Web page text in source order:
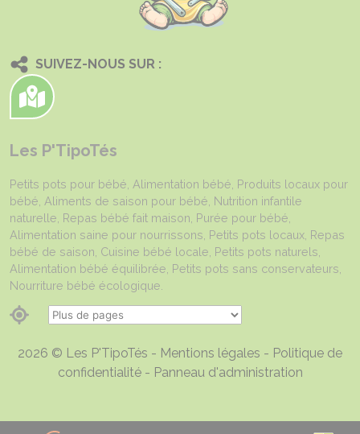
SUIVEZ-NOUS SUR :
Les P'TipoTés
Petits pots pour bébé, Alimentation bébé, Produits locaux pour
bébé, Aliments de saison pour bébé, Nutrition infantile
naturelle, Repas bébé fait maison, Purée pour bébé,
Alimentation saine pour nourrissons, Petits pots locaux, Repas
bébé de saison, Cuisine bébé locale, Petits pots naturels,
Alimentation bébé équilibrée, Petits pots sans conservateurs,
Nourriture bébé écologique.
2026 © Les P'TipoTés - Mentions légales - Politique de
confidentialité - Panneau d'administration